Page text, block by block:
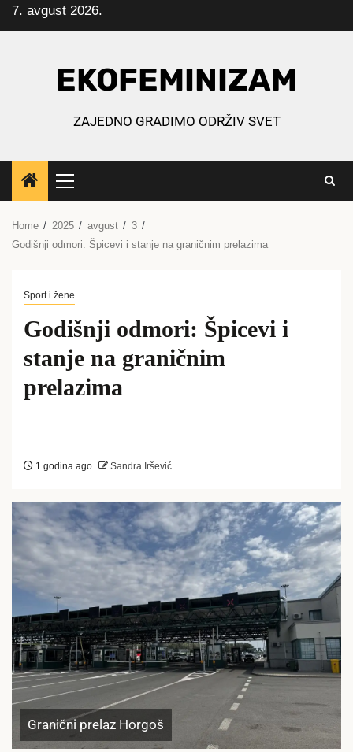
Skip
to
7. avgust 2026.
EKOFEMINIZAM
ZAJEDNO GRADIMO ODRŽIV SVET
Primary
Menu
Home 2025 avgust
3
Godišnji odmori: Špicevi i stanje na graničnim prelazima
Sport i žene
Godišnji odmori: Špicevi i
stanje na graničnim
prelazima
1 godina ago Sandra Iršević
Granični prelaz Horgoš